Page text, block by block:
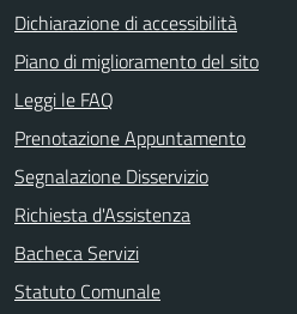
Dichiarazione di accessibilità
Piano di miglioramento del sito
Leggi le FAQ
Prenotazione Appuntamento
Segnalazione Disservizio
Richiesta d'Assistenza
Bacheca Servizi
Statuto Comunale